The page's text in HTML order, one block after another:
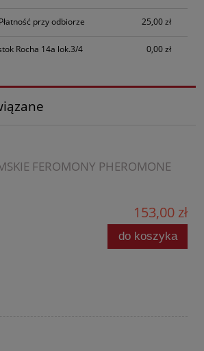
przy odbiorze 25,00 zł
Rocha 14a lok.3/4 0,00 zł
FEROMONY PHEROMONE
153,00 zł
do koszyka